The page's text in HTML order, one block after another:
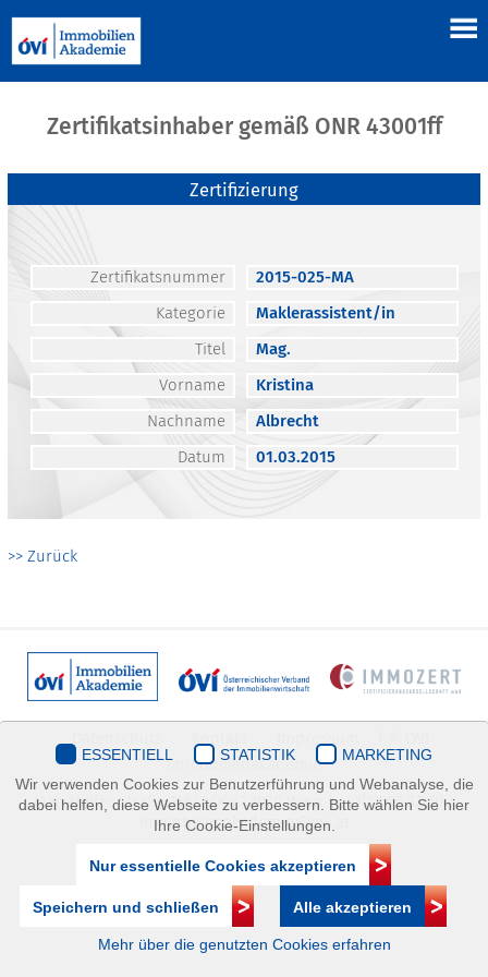
Zertifikatsinhaber gemäß ONR 43001ff
Zertifizierung
Zertifikatsnummer
2015-025-MA
Kategorie
Maklerassistent/in
Titel
Mag.
Vorname
Kristina
Nachname
Albrecht
Datum
01.03.2015
>> Zurück
Immobilienakademie
Mariahilfer Straße 116/2.OG/2 1070 Wien | +43(1)505 32 50 |
immobilienakademie@ovi.at
ESSENTIELL STATISTIK
MARKETING
Wir verwenden Cookies zur Benutzerführung und Webanalyse, die
dabei helfen, diese Webseite zu verbessern. Bitte wählen Sie hier
Ihre Cookie-Einstellungen.
Nur essentielle Cookies akzeptieren
Speichern und schließen Alle akzeptieren
Mehr über die genutzten Cookies erfahren